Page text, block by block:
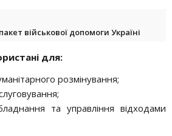
військової допомоги Україні
для:
розмінування;
та управління відходами